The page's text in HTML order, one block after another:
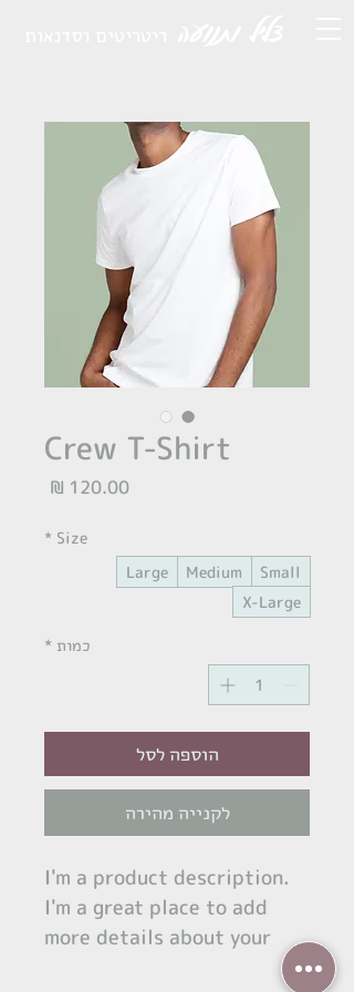
Crew T-Shirt
Size
*
Small
Medium
Large
X-Large
כמות *
הוספה לסל
לקנייה מהירה
I'm a product description.
I'm a great place to add
more details about your